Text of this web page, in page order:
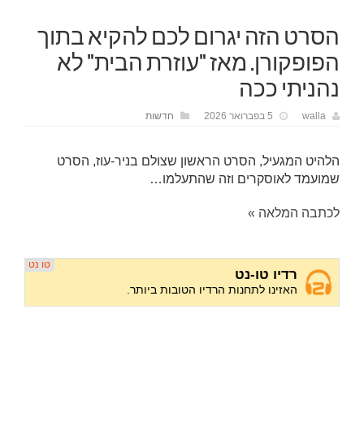
הסרט הזה יגרום לכם להקיא בתוך
הפופקורן. מאז "עוזרת הבית" לא
נהניתי ככה
walla 5 בפברואר 2026 חדשות
הלהיט המגעיל, הסרט הראשון שצולם בניר-עוז, הסרט
שמועמד לאוסקרים וזה שהתעלמו…
לכתבה המלאה »